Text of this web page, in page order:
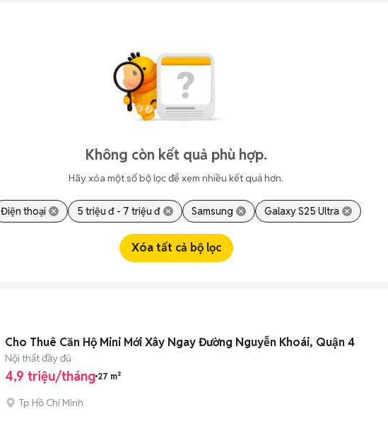
Không còn kết quả phù hợp.
Hãy xóa một số bộ lọc để xem nhiều kết quả hơn.
Điện thoại 5 triệu đ - 7 triệu đ Samsung Galaxy S25 Ultra
Xóa tất cả bộ lọc
Cho Thuê Căn Hộ Mini Mới Xây Ngay Đường Nguyễn Khoái, Quận 4
Nội thất đầy đủ
4,9 triệu/tháng 27 m²
Tp Hồ Chí Minh